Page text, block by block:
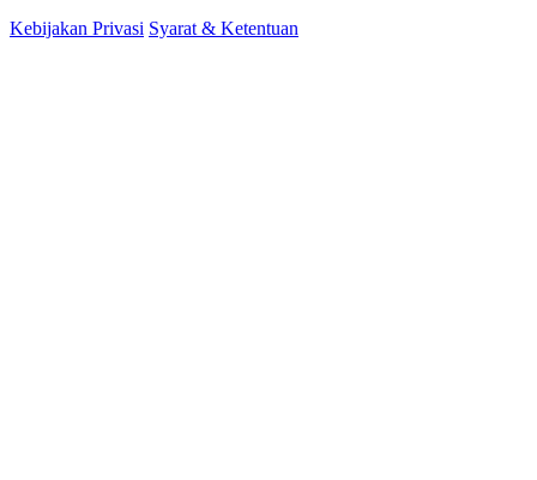
Kebijakan Privasi Syarat & Ketentuan